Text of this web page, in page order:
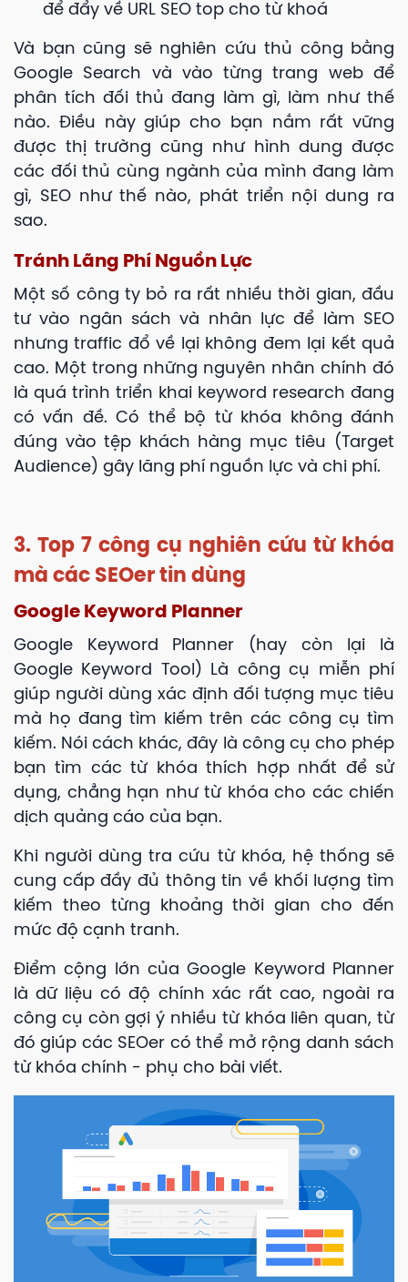
để đẩy về URL SEO top cho từ khoá
Và bạn cũng sẽ nghiên cứu thủ công bằng
Google Search và vào từng trang web để
phân tích đối thủ đang làm gì, làm như thế
nào. Điều này giúp cho bạn nắm rất vững
được thị trường cũng như hình dung được
các đối thủ cùng ngành của mình đang làm
gì, SEO như thế nào, phát triển nội dung ra
sao.
Tránh Lãng Phí Nguồn Lực
Một số công ty bỏ ra rất nhiều thời gian, đầu
tư vào ngân sách và nhân lực để làm SEO
nhưng traffic đổ về lại không đem lại kết quả
cao. Một trong những nguyên nhân chính đó
là quá trình triển khai keyword research đang
có vấn đề. Có thể bộ từ khóa không đánh
đúng vào tệp khách hàng mục tiêu (Target
Audience) gây lãng phí nguồn lực và chi phí.
3. Top 7 công cụ nghiên cứu từ khóa
mà các SEOer tin dùng
Google Keyword Planner
Google Keyword Planner (hay còn lại là
Google Keyword Tool) Là công cụ miễn phí
giúp người dùng xác định đối tượng mục tiêu
mà họ đang tìm kiếm trên các công cụ tìm
kiếm. Nói cách khác, đây là công cụ cho phép
bạn tìm các từ khóa thích hợp nhất để sử
dụng, chẳng hạn như từ khóa cho các chiến
dịch quảng cáo của bạn.
Khi người dùng tra cứu từ khóa, hệ thống sẽ
cung cấp đầy đủ thông tin về khối lượng tìm
kiếm theo từng khoảng thời gian cho đến
mức độ cạnh tranh.
Điểm cộng lớn của Google Keyword Planner
là dữ liệu có độ chính xác rất cao, ngoài ra
công cụ còn gợi ý nhiều từ khóa liên quan, từ
đó giúp các SEOer có thể mở rộng danh sách
từ khóa chính - phụ cho bài viết.